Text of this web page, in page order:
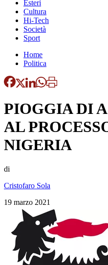
Esteri
Cultura
Hi-Tech
Società
Sport
Home
Politica
PIOGGIA DI
AL
NIGERIA
di
Cristofaro Sola
19 marzo 2021